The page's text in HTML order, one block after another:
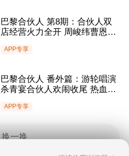
巴黎合伙人 第8期：合伙人双
店经营火力全开 周峻纬曹恩齐
APP专享
巴黎合伙人 番外篇：游轮唱演
杀青宴合伙人欢闹收尾 热血共
APP专享
换一换